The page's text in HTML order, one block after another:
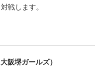
戦します。
阪堺ガールズ）